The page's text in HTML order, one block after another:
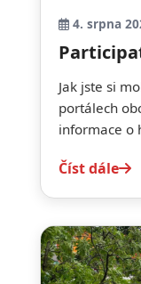
4. srpna
Jak jste si
portálech
informace o
Číst dále